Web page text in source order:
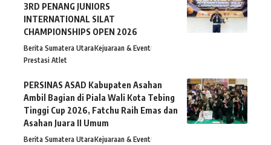
3RD PENANG JUNIORS
INTERNATIONAL SILAT
CHAMPIONSHIPS OPEN 2026
Berita Sumatera UtaraKejuaraan & Event
Prestasi Atlet
PERSINAS ASAD Kabupaten Asahan
Ambil Bagian di Piala Wali Kota Tebing
Tinggi Cup 2026, Fatchu Raih Emas dan
Asahan Juara II Umum
Berita Sumatera UtaraKejuaraan & Event